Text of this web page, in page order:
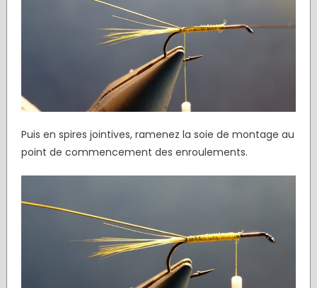
Puis en spires jointives, ramenez la soie de montage au
point de commencement des enroulements.